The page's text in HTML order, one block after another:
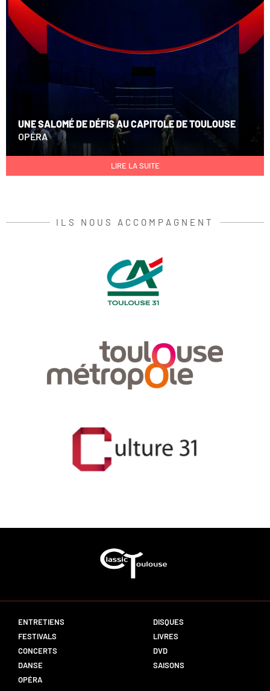
UNE SALOMÉ DE DÉFIS AU CAPITOLE DE TOULOUSE
OPÉRA
LIRE LA SUITE
ILS NOUS ACCOMPAGNENT
ENTRETIENS
FESTIVALS
CONCERTS
DANSE
OPÉRA
DISQUES
LIVRES
DVD
SAISONS